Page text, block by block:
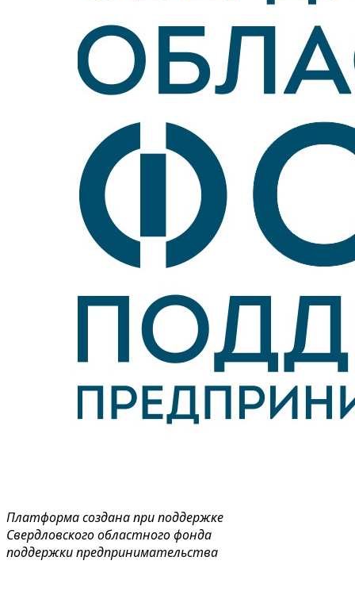
Платформа создана при поддержке
Свердловского областного фонда
поддержки предпринимательства